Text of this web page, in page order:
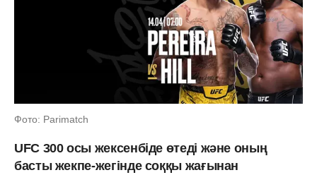
Фото: Parimatch
UFC 300 осы жексенбіде өтеді және оның
басты жекпе-жегінде соққы жағынан